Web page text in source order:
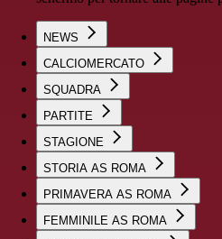
NEWS
CALCIOMERCATO
SQUADRA
PARTITE
STAGIONE
STORIA AS ROMA
PRIMAVERA AS ROMA
FEMMINILE AS ROMA